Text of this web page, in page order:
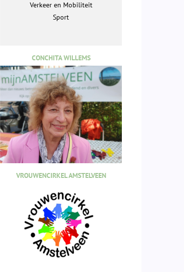
Verkeer en Mobiliteit
Sport
CONCHITA WILLEMS
VROUWENCIRKEL AMSTELVEEN